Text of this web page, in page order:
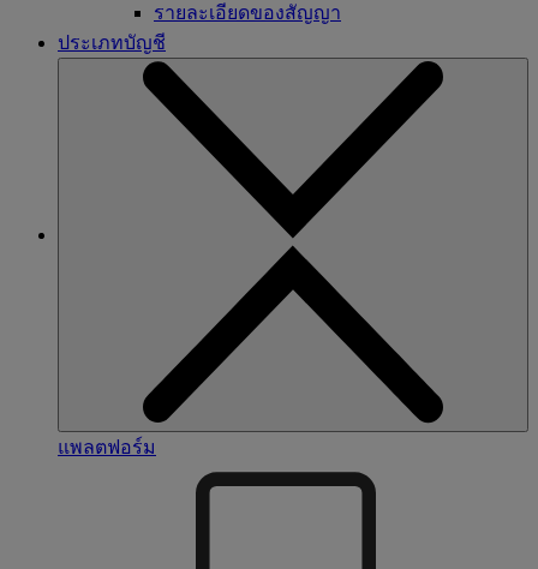
รายละเอียดของสัญญา
ประเภทบัญชี
แพลตฟอร์ม